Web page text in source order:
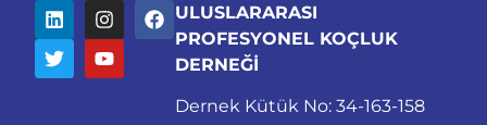
ULUSLARARASI
PROFESYONEL KOÇLUK
DERNEĞİ
Dernek Kütük No: 34-163-158